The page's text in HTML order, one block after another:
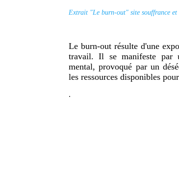
Extrait "Le burn-out" site souffrance
Le burn-out résulte d'une
travail. Il se manifeste par
mental, provoqué par un
les ressources disponibles
.